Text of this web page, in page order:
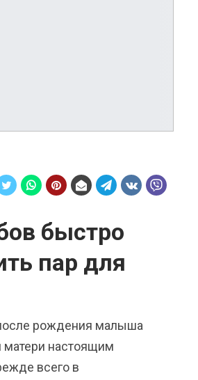
быстро
пар для
рождения малыша
матери настоящим
всего в